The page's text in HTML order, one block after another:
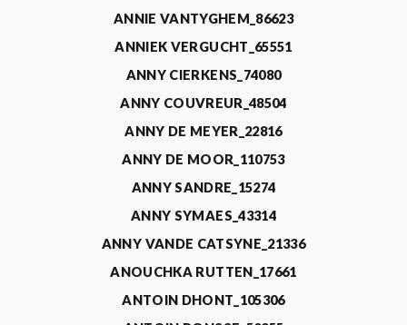
ANNIE VANTYGHEM_86623
ANNIEK VERGUCHT_65551
ANNY CIERKENS_74080
ANNY COUVREUR_48504
ANNY DE MEYER_22816
ANNY DE MOOR_110753
ANNY SANDRE_15274
ANNY SYMAES_43314
ANNY VANDE CATSYNE_21336
ANOUCHKA RUTTEN_17661
ANTOIN DHONT_105306